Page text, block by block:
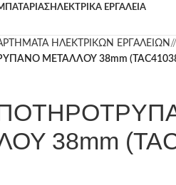
ΗΛΕΚΤΡΙΚΑ ΕΡΓΑΛΕΙΑ
ΗΛΕΚΤΡΙΚΩΝ ΕΡΓΑΛΕΙΩΝ /
ΜΕΤΑΛΛΟΥ 38mm
38mm